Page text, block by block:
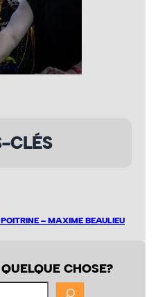
CLÉS
– MAXIME BEAULIEU
CHOSE?